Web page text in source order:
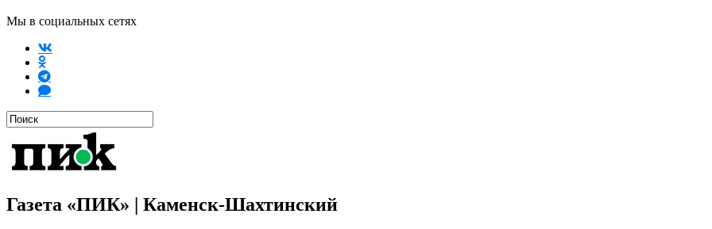
Мы в социальных сетях
Газета «ПИК» | Каменск-Шахтинский